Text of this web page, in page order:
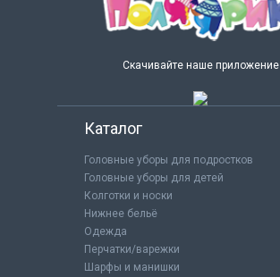
Скачивайте наше приложение
Каталог
Головные уборы для подростков
Головные уборы для детей
Колготки и носки
Нижнее бельё
Одежда
Перчатки/варежки
Шарфы и манишки